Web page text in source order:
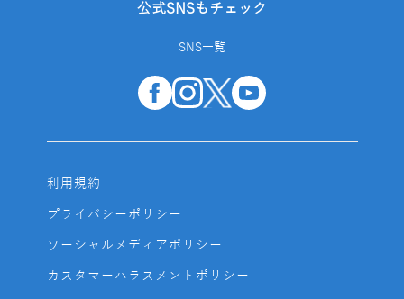
公式SNSもチェック
SNS一覧
利用規約
プライバシーポリシー
ソーシャルメディアポリシー
カスタマーハラスメントポリシー